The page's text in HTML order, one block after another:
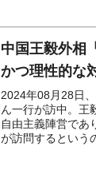
中国王毅外相
かつ理性的な
2024年08月28日
ん一行が訪中。王
自由主義陣営であ
が訪問するという